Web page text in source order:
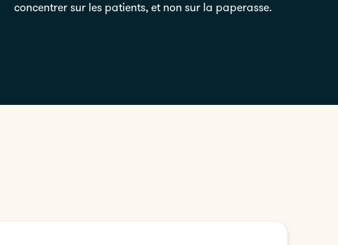
concentrer sur les patients, et non sur la paperasse.